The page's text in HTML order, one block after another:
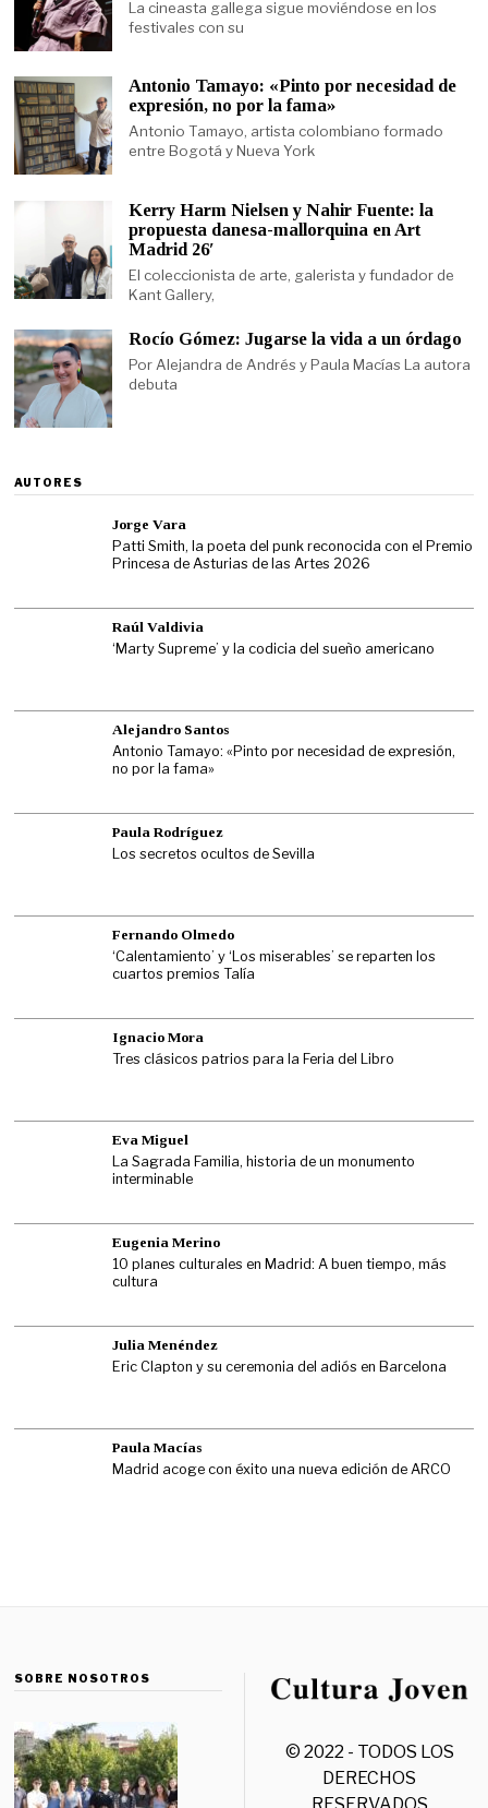
La cineasta gallega sigue moviéndose en los
festivales con su
Antonio Tamayo: «Pinto por necesidad de
expresión, no por la fama»
Antonio Tamayo, artista colombiano formado
entre Bogotá y Nueva York
Kerry Harm Nielsen y Nahir Fuente: la
propuesta danesa-mallorquina en Art
Madrid 26′
El coleccionista de arte, galerista y fundador de
Kant Gallery,
Rocío Gómez: Jugarse la vida a un órdago
Por Alejandra de Andrés y Paula Macías La autora
debuta
AUTORES
Jorge Vara
Patti Smith, la poeta del punk reconocida con el Premio
Princesa de Asturias de las Artes 2026
Raúl Valdivia
‘Marty Supreme’ y la codicia del sueño americano
Alejandro Santos
Antonio Tamayo: «Pinto por necesidad de expresión,
no por la fama»
Paula Rodríguez
Los secretos ocultos de Sevilla
Fernando Olmedo
‘Calentamiento’ y ‘Los miserables’ se reparten los
cuartos premios Talía
Ignacio Mora
Tres clásicos patrios para la Feria del Libro
Eva Miguel
La Sagrada Familia, historia de un monumento
interminable
Eugenia Merino
10 planes culturales en Madrid: A buen tiempo, más
cultura
Julia Menéndez
Eric Clapton y su ceremonia del adiós en Barcelona
Paula Macías
Madrid acoge con éxito una nueva edición de ARCO
SOBRE NOSOTROS
© 2022 - TODOS LOS
DERECHOS